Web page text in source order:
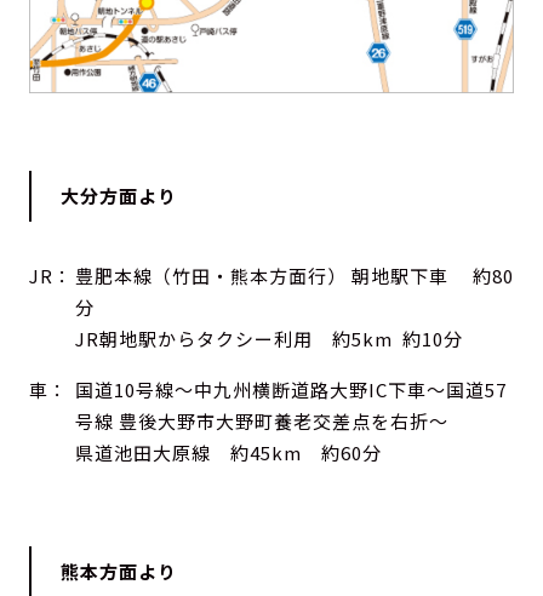
大分方面より
JR： 豊肥本線（竹田・熊本方面行） 朝地駅下車 約80
分
JR朝地駅からタクシー利用 約5km 約10分
車：
国道10号線～中九州横断道路大野IC下車～国道57
号線 豊後大野市大野町養老交差点を右折～
県道池田大原線 約45km 約60分
熊本方面より